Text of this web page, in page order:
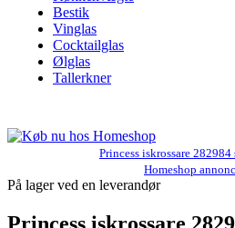
Bestik
Vinglas
Cocktailglas
Ølglas
Tallerkner
Princess iskrossare
Homeshop
På lager ved en leverandør